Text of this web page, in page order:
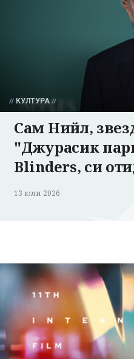
КУЛТУРА
Сам Нийл,
"Джурасик
Blinders, си
13 юли 2026